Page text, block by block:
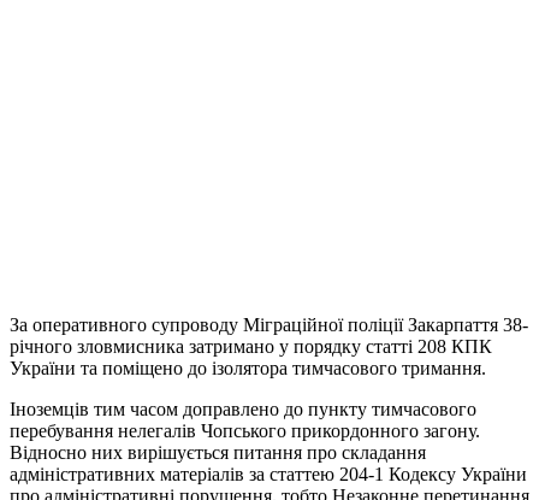
За оперативного супроводу Міграційної поліції Закарпаття 38-
річного зловмисника затримано у порядку статті 208 КПК
України та поміщено до ізолятора тимчасового тримання.
Іноземців тим часом доправлено до пункту тимчасового
перебування нелегалів Чопського прикордонного загону.
Відносно них вирішується питання про складання
адміністративних матеріалів за статтею 204-1 Кодексу України
про адміністративні порушення, тобто Незаконне перетинання